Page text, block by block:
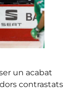
un acabat
contrastats